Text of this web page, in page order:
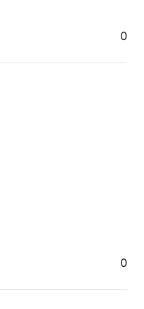
0
0